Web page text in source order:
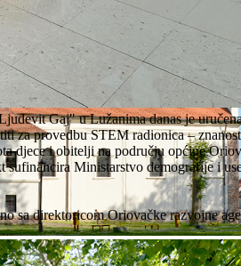
Gaj" u Lužanima danas je
za provedbu STEM radionica –
djece i obitelji na području općine
Ministarstvo demografije i
sa direktoricom Oriovačke razvojne